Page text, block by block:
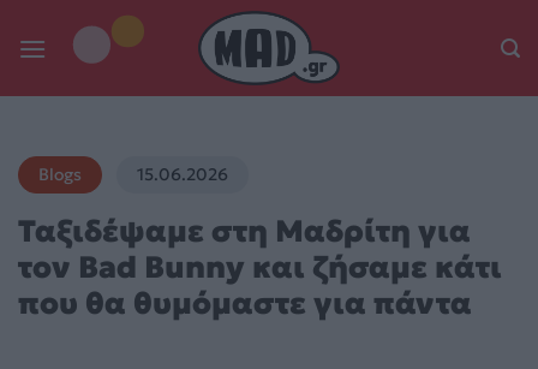
Blogs 15.06.2026
Ταξιδέψαμε στη Μαδρίτη για
τον Bad Bunny και ζήσαμε κάτι
που θα θυμόμαστε για πάντα